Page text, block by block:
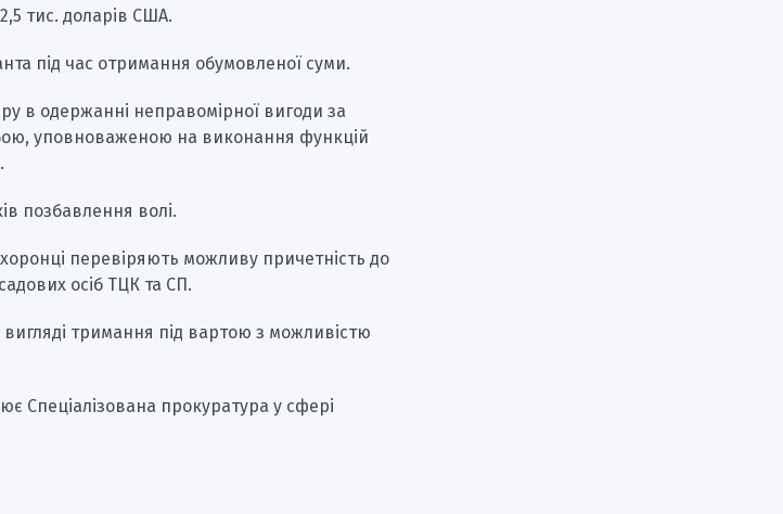
тис. доларів США.
під час отримання обумовленої суми.
в одержанні неправомірної вигоди за
уповноваженою на виконання функцій
позбавлення волі.
перевіряють можливу причетність до
осіб ТЦК та СП.
тримання під вартою з можливістю
Спеціалізована прокуратура у сфері